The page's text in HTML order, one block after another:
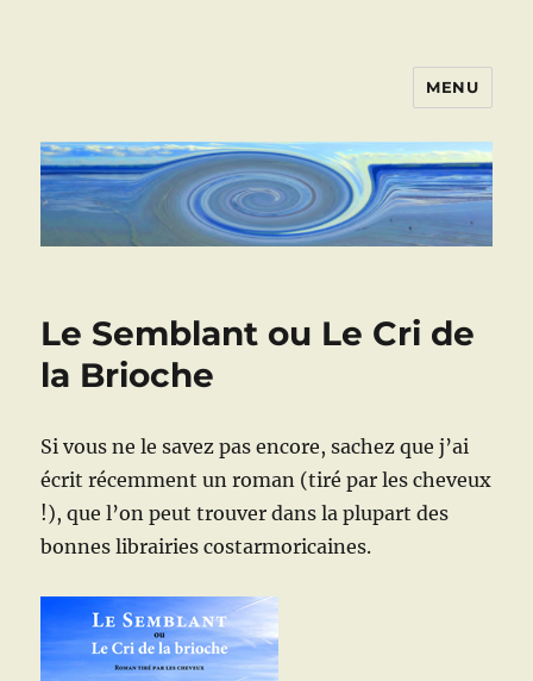
MENU
Le Semblant ou Le Cri de
la Brioche
Si vous ne le savez pas encore, sachez que j’ai
écrit récemment un roman (tiré par les cheveux
!), que l’on peut trouver dans la plupart des
bonnes librairies costarmoricaines.